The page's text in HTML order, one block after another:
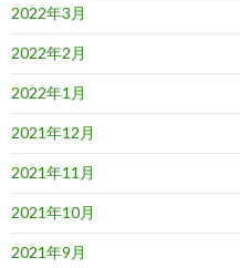
2022年3月
2022年2月
2022年1月
2021年12月
2021年11月
2021年10月
2021年9月